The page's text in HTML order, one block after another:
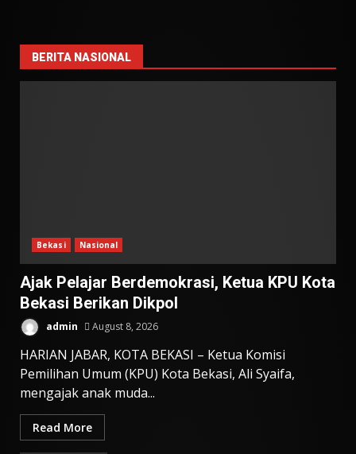
BERITA NASIONAL
Bekasi Nasional
Ajak Pelajar Berdemokrasi, Ketua KPU Kota
Bekasi Berikan Dikpol
admin August 8, 2026
HARIAN JABAR, KOTA BEKASI – Ketua Komisi
Pemilihan Umum (KPU) Kota Bekasi, Ali Syaifa,
mengajak anak muda...
Read More